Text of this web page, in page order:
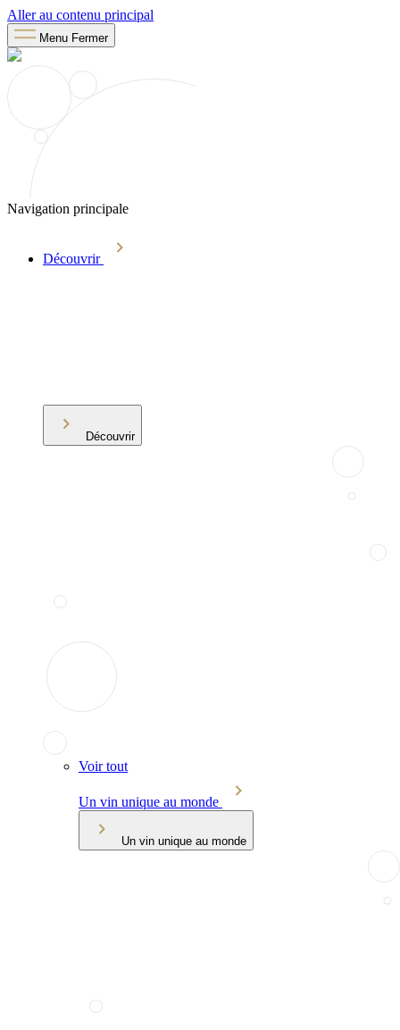
Aller au contenu principal
Menu Fermer
Navigation principale
Découvrir
Découvrir
Voir tout
Un vin unique au monde
Un vin unique au monde